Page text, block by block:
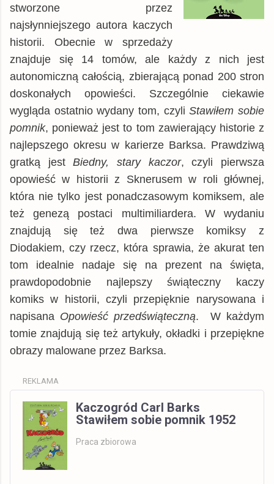
stworzone przez
najsłynniejszego autora kaczych
historii. Obecnie w sprzedaży
znajduje się 14 tomów, ale każdy z nich jest
autonomiczną całością, zbierającą ponad 200 stron
doskonałych opowieści. Szczególnie ciekawie
wygląda ostatnio wydany tom, czyliStawiłem sobie
pomnik, ponieważ jest to tom zawierający historie z
najlepszego okresu w karierze Barksa. Prawdziwą
gratką jestBiedny, stary kaczor, czyli pierwsza
opowieść w historii z Sknerusem w roli głównej,
która nie tylko jest ponadczasowym komiksem, ale
też genezą postaci multimiliardera. W wydaniu
znajdują się też dwa pierwsze komiksy z
Diodakiem, czy rzecz, która sprawia, że akurat ten
tom idealnie nadaje się na prezent na święta,
prawdopodobnie najlepszy świąteczny kaczy
komiks w historii, czyli przepięknie narysowana i
napisana Opowieść przedświąteczną. W każdym
tomie znajdują się też artykuły, okładki i przepiękne
obrazy malowane przez Barksa.
REKLAMA
Kaczogród Carl Barks
Stawiłem sobie pomnik 1952
Praca zbiorowa